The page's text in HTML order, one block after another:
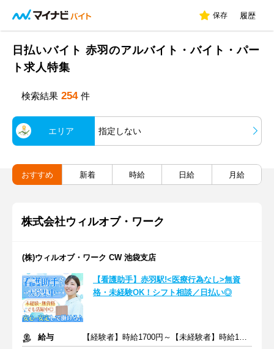
保存 履歴
日払いバイト 赤羽のアルバイト・バイト・パー
ト求人特集
検索結果 254 件
エリア 指定しない
おすすめ 新着 時給 日給 月給
株式会社ウィルオブ・ワーク
(株)ウィルオブ・ワーク CW 池袋支店
【看護助手】赤羽駅!<医療行為なし>無資
格・未経験OK！シフト相談／日払い◎
給与
【経験者】時給1700円～【未経験者】時給1500円～ ＋交通費